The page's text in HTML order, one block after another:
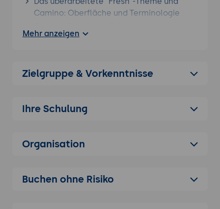
Camino: Oberfläche und Terminologie
Bearbeitungspanel auf der rechten Seite
Validierung
Schulungsbedarf einordnen
über den neuen Wizard anlegen.
Short URLs und QR-Codes mit persistenten
Mehr anzeigen
Zielgruppe & Vorkenntnisse
Ihre Schulung
Organisation
Buchen ohne Risiko